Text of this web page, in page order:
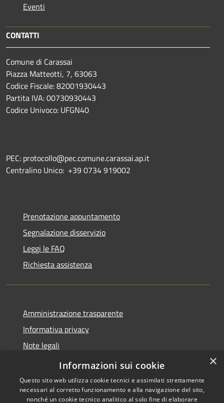
Eventi
CONTATTI
Comune di Carassai
Piazza Matteotti, 7, 63063
Codice Fiscale: 82001930443
Partita IVA: 00730930443
Codice Univoco: UFGN40
PEC: protocollo@pec.comune.carassai.ap.it
Centralino Unico: +39 0734 919002
Prenotazione appuntamento
Segnalazione disservizio
Leggi le FAQ
Richiesta assistenza
Amministrazione trasparente
Informativa privacy
Note legali
Dichiarazione di accessibilità
×
Informazioni sui cookie
Questo sito web utilizza cookie tecnici e assimilati strettamente
necessari al corretto funzionamento e alla navigazione del sito,
nonché un cookie tecnico analitico al solo fine di elaborare